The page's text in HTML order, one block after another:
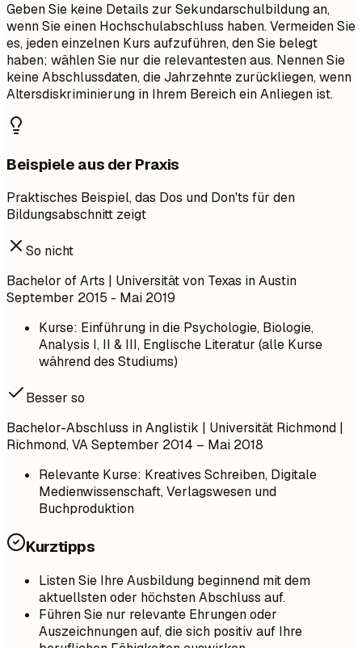
Geben Sie keine Details zur Sekundarschulbildung an,
wenn Sie einen Hochschulabschluss haben. Vermeiden Sie
es, jeden einzelnen Kurs aufzuführen, den Sie belegt
haben; wählen Sie nur die relevantesten aus. Nennen Sie
keine Abschlussdaten, die Jahrzehnte zurückliegen, wenn
Altersdiskriminierung in Ihrem Bereich ein Anliegen ist.
Beispiele aus der Praxis
Praktisches Beispiel, das Dos und Don'ts für den
Bildungsabschnitt zeigt
So nicht
Bachelor of Arts | Universität von Texas in Austin
September 2015 - Mai 2019
Kurse: Einführung in die Psychologie, Biologie,
Analysis I, II & III, Englische Literatur (alle Kurse
während des Studiums)
Besser so
Bachelor-Abschluss in Anglistik | Universität Richmond |
Richmond, VASeptember 2014 – Mai 2018
Relevante Kurse: Kreatives Schreiben, Digitale
Medienwissenschaft, Verlagswesen und
Buchproduktion
Kurztipps
Listen Sie Ihre Ausbildung beginnend mit dem
aktuellsten oder höchsten Abschluss auf.
Führen Sie nur relevante Ehrungen oder
Auszeichnungen auf, die sich positiv auf Ihre